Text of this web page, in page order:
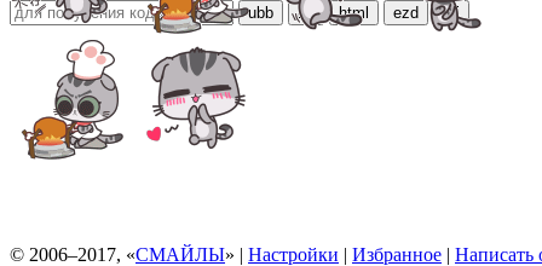
ubb bb html ezd url
© 2006–2017, «СМАЙЛЫ» | Настройки | Избранное | Написать